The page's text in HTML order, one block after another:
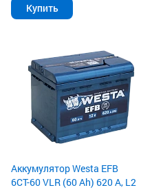
Купить
Аккумулятор Westa EFB
6СТ-60 VLR (60 Ah) 620 А, L2